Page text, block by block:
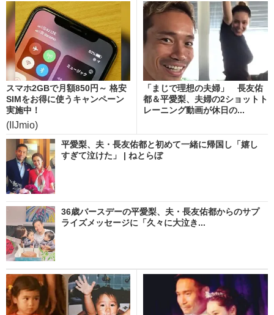
スマホ2GBで月額850円～ 格安
SIMをお得に使うキャンペーン
実施中！
(IIJmio)
「まじで理想の夫婦」 長友佑
都＆平愛梨、夫婦の2ショットト
レーニング動画が休日の...
平愛梨、夫・長友佑都と初めて一緒に帰国し「嬉し
すぎて泣けた」 | ねとらぼ
36歳バースデーの平愛梨、夫・長友佑都からのサプ
ライズメッセージに「久々に大泣き...